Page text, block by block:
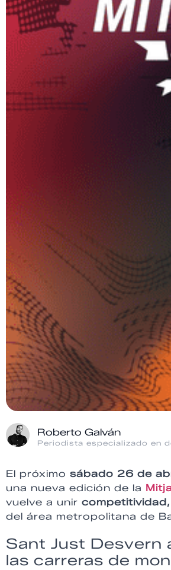
Roberto Galván
Periodista especializado en
El próximo sábado 26 de
una nueva edición de la
vuelve a unir
del área metropolitana de
Sant Just Desvern
las carreras de